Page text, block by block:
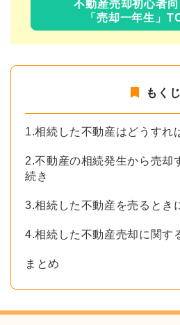
不動産売却初心者
「売却一年生」
もくじ
1.相続した不動産はどうすれ
2.不動産の相続発生から売却
続き
3.相続した不動産を売るとき
4.相続した不動産売却に関す
まとめ